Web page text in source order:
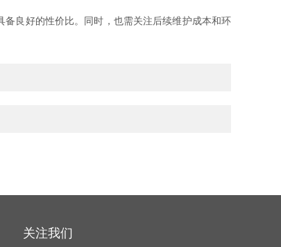
良好的性价比。同时，也需关注后续维护成本和环
关注我们